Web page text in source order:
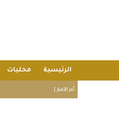
الرئيسية محليات
أخر الأخبار |